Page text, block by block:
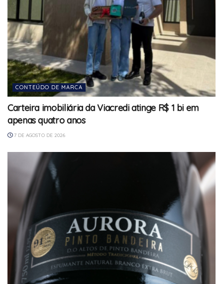
CONTEÚDO DE MARCA
Carteira imobiliária da Viacredi atinge R$ 1 bi em
apenas quatro anos
7 DE AGOSTO DE 2026